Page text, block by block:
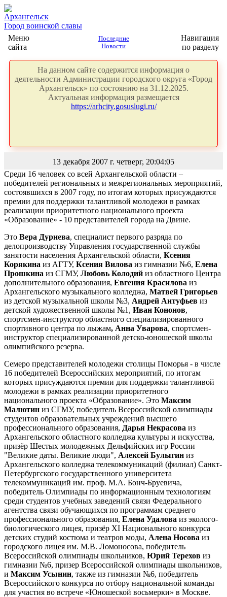
Архангельск
Город воинской славы
Меню
сайта
Последние
Новости
Навигация
по разделу
На данном сайте содержится информация о
деятельности Администрации городского округа «Город
Архангельск» по состоянию на 31.12.2025.
Актуальная информация размещается
https://arhcity.gosuslugi.ru/
13 декабря 2007 г. четверг, 20:04:05
Среди 16 человек со всей Архангельской области –
победителей региональных и межрегиональных мероприятий,
состоявшихся в 2007 году, по итогам которых присуждаются
премии для поддержки талантливой молодежи в рамках
реализации приоритетного национального проекта
«Образование» - 10 представителей города на Двине.
Это Вера Дурнева, специалист первого разряда по
делопроизводству Управления государственной службы
занятости населения Архангельской области, Ксения
Корякина из АГТУ, Ксения Вилова из гимназии №6, Елена
Прошкина из СГМУ, Любовь Колодий из областного Центра
дополнительного образования, Евгения Красилова из
Архангельского музыкального колледжа, Матвей Григорьев
из детской музыкальной школы №3, Андрей Антуфьев из
детской художественной школы №1, Иван Кононов,
спортсмен-инструктор областного специализированного
спортивного центра по лыжам, Анна Уварова, спортсмен-
инструктор специализированной детско-юношеской школы
олимпийского резерва.
Семеро представителей молодежи столицы Поморья - в числе
16 победителей Всероссийских мероприятий, по итогам
которых присуждаются премии для поддержки талантливой
молодежи в рамках реализации приоритетного
национального проекта «Образование». Это Максим
Малютин из СГМУ, победитель Всероссийской олимпиады
студентов образовательных учреждений высшего
профессионального образования, Дарья Некрасова из
Архангельского областного колледжа культуры и искусства,
призёр Шестых молодежных Дельфийских игр России
"Великие даты. Великие люди", Алексей Булыгин из
Архангельского колледжа телекоммуникаций (филиал) Санкт-
Петербургского государственного университета
телекоммуникаций им. проф. М.А. Бонч-Бруевича,
победитель Олимпиады по информационным технологиям
среди студентов учебных заведений связи Федерального
агентства связи обучающихся по программам среднего
профессионального образования, Елена Удалова из эколого-
биологического лицея, призёр XI Национального конкурса
детских студий костюма и театров моды, Алена Носова из
городского лицея им. М.В. Ломоносова, победитель
Всероссийской олимпиады школьников, Юрий Терехов из
гимназии №6, призер Всероссийской олимпиады школьников,
и Максим Усынин, также из гимназии №6, победитель
Всероссийского конкурса по отбору национальной команды
для участия во встрече «Юношеской восьмерки» в Москве.